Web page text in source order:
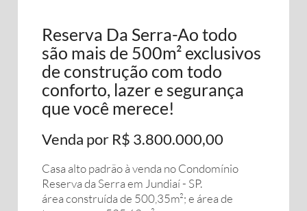
Reserva Da Serra-Ao todo
são mais de 500m² exclusivos
de construção com todo
conforto, lazer e segurança
que você merece!
Venda por R$ 3.800.000,00
Casa alto padrão à venda no Condomínio
Reserva da Serra em Jundiaí - SP.
área construída de 500,35m²; e área de